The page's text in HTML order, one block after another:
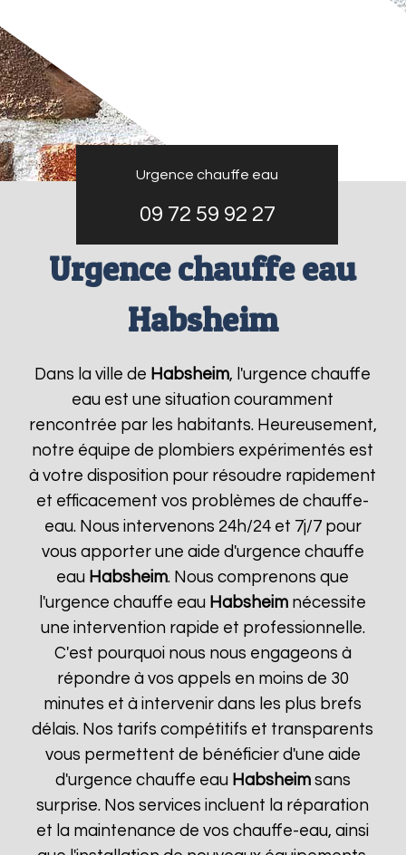
Urgence chauffe eau
09 72 59 92 27
Urgence chauffe eau
Habsheim
Dans la ville de Habsheim, l'urgence chauffe
eau est une situation couramment
rencontrée par les habitants. Heureusement,
notre équipe de plombiers expérimentés est
à votre disposition pour résoudre rapidement
et efficacement vos problèmes de chauffe-
eau. Nous intervenons 24h/24 et 7j/7 pour
vous apporter une aide d'urgence chauffe
eau Habsheim. Nous comprenons que
l'urgence chauffe eau Habsheim nécessite
une intervention rapide et professionnelle.
C'est pourquoi nous nous engageons à
répondre à vos appels en moins de 30
minutes et à intervenir dans les plus brefs
délais. Nos tarifs compétitifs et transparents
vous permettent de bénéficier d'une aide
d'urgence chauffe eau Habsheimsans
surprise. Nos services incluent la réparation
et la maintenance de vos chauffe-eau, ainsi